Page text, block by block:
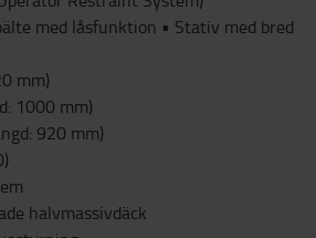
med låsfunktion • Stativ med bred
mm)
1000 mm)
920 mm)
halvmassivdäck